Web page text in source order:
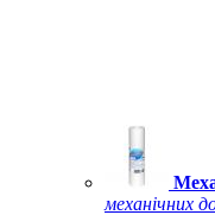
механічних